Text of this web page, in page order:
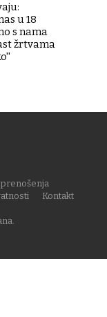
u 18
s nama
žrtvama
prenošenja
Kontakt